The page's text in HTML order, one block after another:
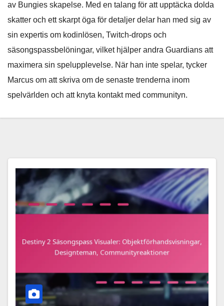
av Bungies skapelse. Med en talang för att upptäcka dolda
skatter och ett skarpt öga för detaljer delar han med sig av
sin expertis om kodinlösen, Twitch-drops och
säsongspassbelöningar, vilket hjälper andra Guardians att
maximera sin spelupplevelse. När han inte spelar, tycker
Marcus om att skriva om de senaste trenderna inom
spelvärlden och att knyta kontakt med communityn.